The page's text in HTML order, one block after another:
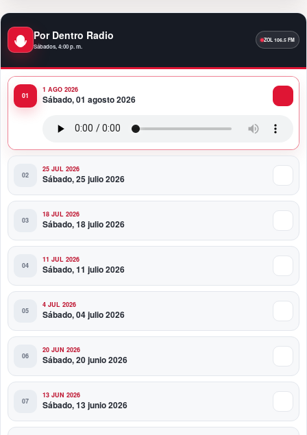
Premios a la Moda Dominicana celebró su quinta
edición en el Teatro Nacional
11:58 PM
Presidente Abinader viaja a Colombia para participar
Por Dentro Radio
Sábados, 4:00 p. m.
1 AGO 2026
Sábado, 01 agosto 2026
25 JUL 2026
Sábado, 25 julio 2026
18 JUL 2026
Sábado, 18 julio 2026
11 JUL 2026
Sábado, 11 julio 2026
4 JUL 2026
Sábado, 04 julio 2026
20 JUN 2026
Sábado, 20 junio 2026
13 JUN 2026
Sábado, 13 junio 2026